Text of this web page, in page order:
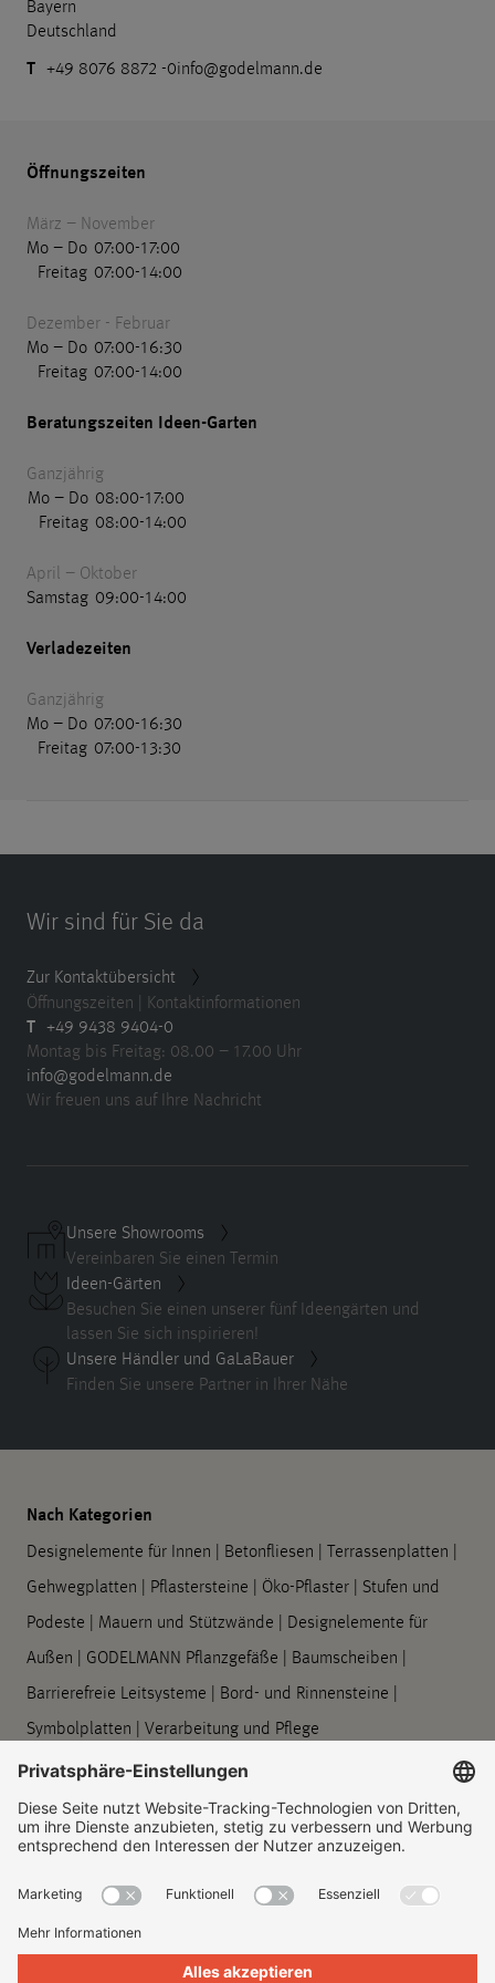
Bayern
Deutschland
T +49 8076 8872 -0info@godelmann.de
Öffnungszeiten
März – November
Mo – Do 07:00-17:00
Freitag 07:00-14:00
Dezember - Februar
Mo – Do 07:00-16:30
Freitag 07:00-14:00
Beratungszeiten Ideen-Garten
Ganzjährig
Mo – Do 08:00-17:00
Freitag 08:00-14:00
April – Oktober
Samstag 09:00-14:00
Verladezeiten
Ganzjährig
Mo – Do 07:00-16:30
Freitag 07:00-13:30
Wir sind für Sie da
Zur Kontaktübersicht
Öffnungszeiten | Kontaktinformationen
T +49 9438 9404-0
Montag bis Freitag: 08.00 – 17.00 Uhr
info@godelmann.de
Wir freuen uns auf Ihre Nachricht
Unsere Showrooms
Vereinbaren Sie einen Termin
Ideen-Gärten
Besuchen Sie einen unserer fünf Ideengärten und
lassen Sie sich inspirieren!
Unsere Händler und GaLaBauer
Finden Sie unsere Partner in Ihrer Nähe
Nach Kategorien
Designelemente für Innen Betonfliesen Terrassenplatten
Gehwegplatten
Pflastersteine Öko-Pflaster Stufen und
Podeste
Mauern und Stützwände
Designelemente für
Außen
GODELMANN Pflanzgefäße Baumscheiben
Barrierefreie Leitsysteme
Bord- und Rinnensteine
Symbolplatten
Verarbeitung und Pflege
Unternehmen
Über uns|Standorte|Unternehmenshistorie|Kontakt|
Rechtliches| Informationspflichten
Datenschutz|Information zur Barrierefreiheit